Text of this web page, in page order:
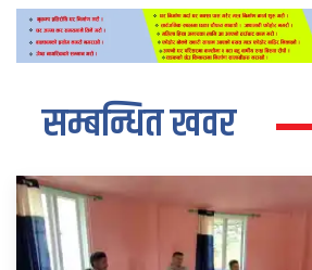
सम्बन्धित खवर